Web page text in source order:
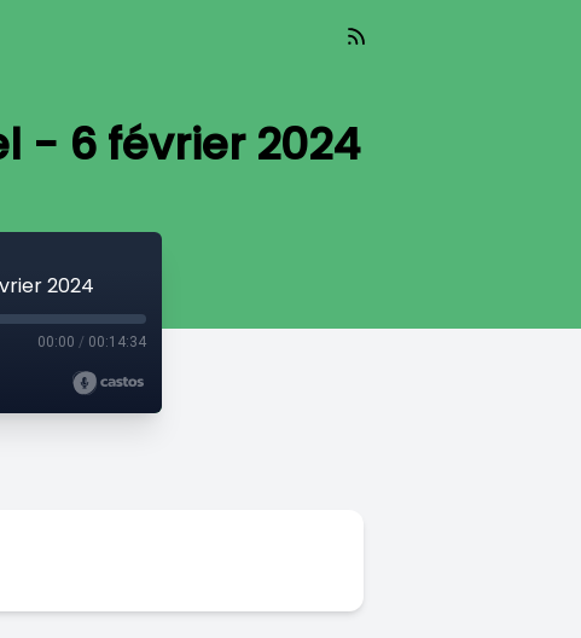
- 6 février 2024
2024
00:00 / 00:14:34